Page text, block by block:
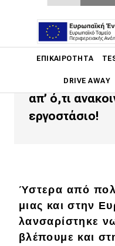
ΕΠΙΚΑΙΡΌΤΗΤΑ
DRIVE AWAY
Main navigation
Επικαιρότητα
Ελλάδα
Κόσμος
Τεχνολογία
Το Nissan
στη δικίνητη
μπαταρία,
που έκαψε στα
απ’ ό,τι
εργοστάσιο!
Ύστερα από
μιας και στην
λανσαρίστηκε
βλέπουμε και